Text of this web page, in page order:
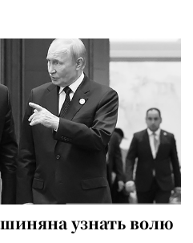
узнать волю